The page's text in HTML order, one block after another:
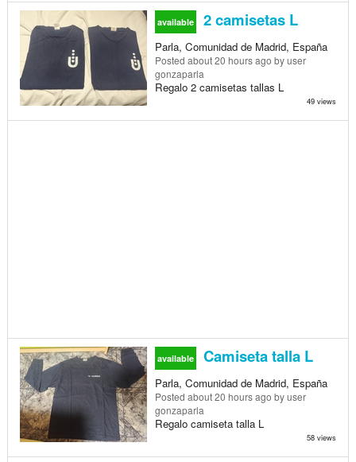
available 2 camisetas L
Parla, Comunidad de Madrid, España
Posted about 20 hours ago by user
gonzaparla
Regalo 2 camisetas tallas L
49 views
available Camiseta talla L
Parla, Comunidad de Madrid, España
Posted about 20 hours ago by user
gonzaparla
Regalo camiseta talla L
58 views